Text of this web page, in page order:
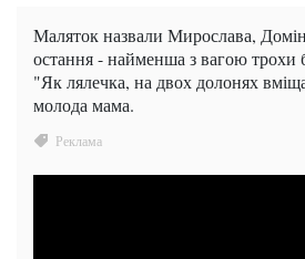
Маляток назвали Мирослава,
остання - найменша з вагою трохи
"Як лялечка, на двох долонях
молода мама.